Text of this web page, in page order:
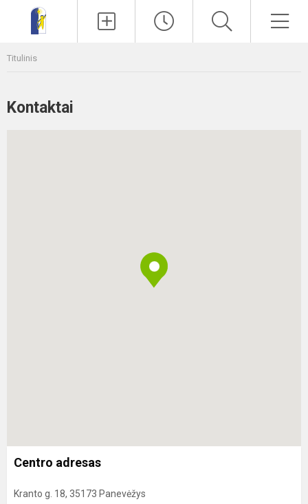
Titulinis
Kontaktai
Centro adresas
Kranto g. 18, 35173 Panevėžys